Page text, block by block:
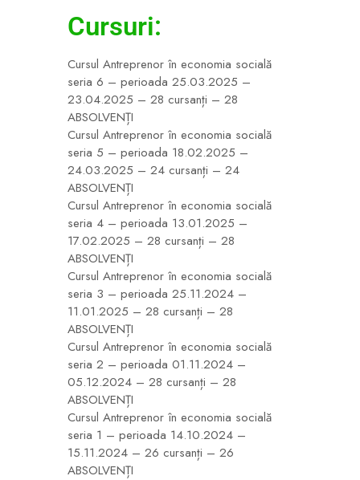
Cursuri:
Cursul Antreprenor în economia socială
seria 6 – perioada 25.03.2025 –
23.04.2025 – 28 cursanți – 28
ABSOLVENȚI
Cursul Antreprenor în economia socială
seria 5 – perioada 18.02.2025 –
24.03.2025 – 24 cursanți – 24
ABSOLVENȚI
Cursul Antreprenor în economia socială
seria 4 – perioada 13.01.2025 –
17.02.2025 – 28 cursanți – 28
ABSOLVENȚI
Cursul Antreprenor în economia socială
seria 3 – perioada 25.11.2024 –
11.01.2025 – 28 cursanți – 28
ABSOLVENȚI
Cursul Antreprenor în economia socială
seria 2 – perioada 01.11.2024 –
05.12.2024 – 28 cursanți – 28
ABSOLVENȚI
Cursul Antreprenor în economia socială
seria 1 – perioada 14.10.2024 –
15.11.2024 – 26 cursanți – 26
ABSOLVENȚI